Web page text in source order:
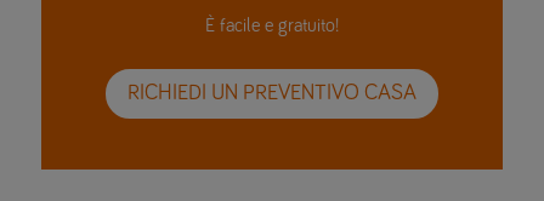
È facile e gratuito!
RICHIEDI UN PREVENTIVO CASA